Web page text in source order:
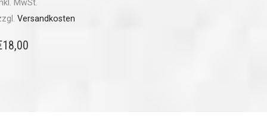
MwSt.
Versandkosten
18,00